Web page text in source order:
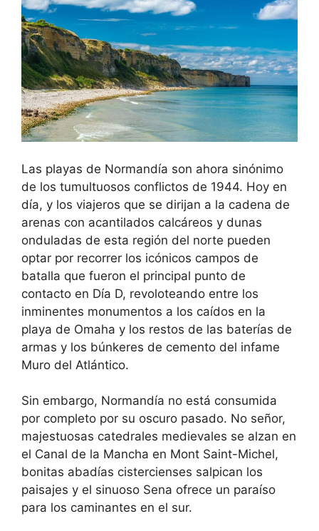
Las playas de Normandía son ahora sinónimo
de los tumultuosos conflictos de 1944. Hoy en
día, y los viajeros que se dirijan a la cadena de
arenas con acantilados calcáreos y dunas
onduladas de esta región del norte pueden
optar por recorrer los icónicos campos de
batalla que fueron el principal punto de
contacto en Día D, revoloteando entre los
inminentes monumentos a los caídos en la
playa de Omaha y los restos de las baterías de
armas y los búnkeres de cemento del infame
Muro del Atlántico.
Sin embargo, Normandía no está consumida
por completo por su oscuro pasado. No señor,
majestuosas catedrales medievales se alzan en
el Canal de la Mancha en Mont Saint-Michel,
bonitas abadías cistercienses salpican los
paisajes y el sinuoso Sena ofrece un paraíso
para los caminantes en el sur.